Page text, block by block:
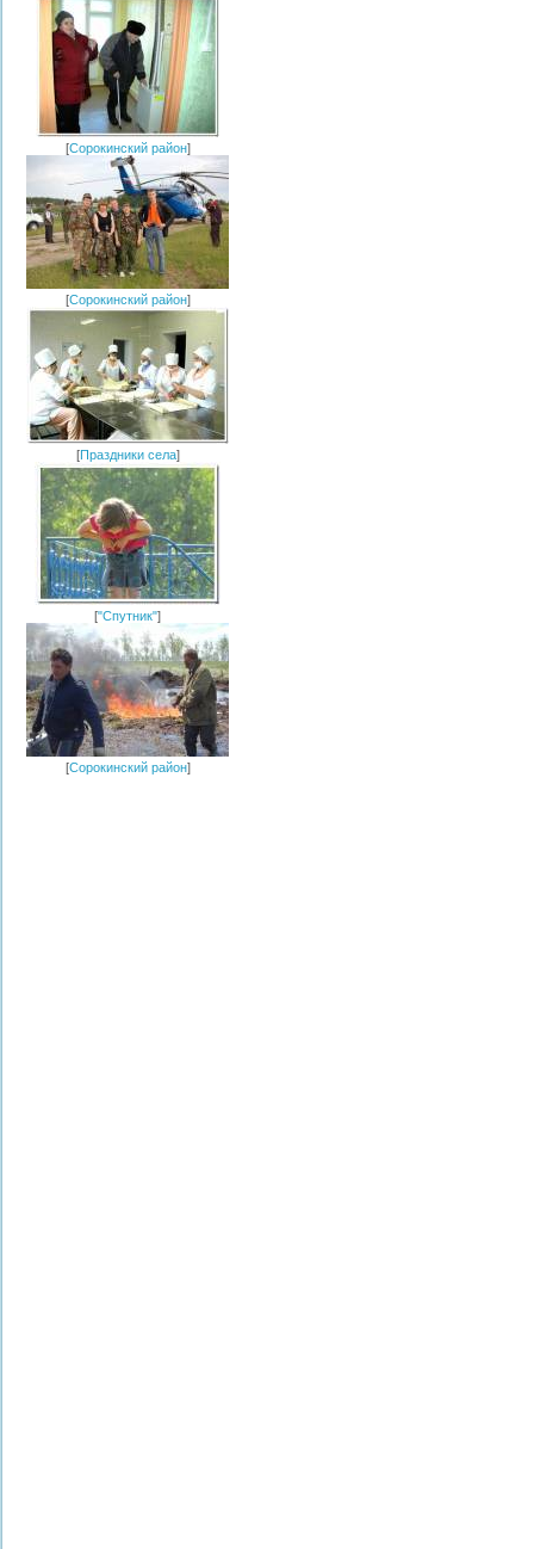
[Сорокинский район]
[Сорокинский район]
[Праздники села]
["Спутник"]
[Сорокинский район]